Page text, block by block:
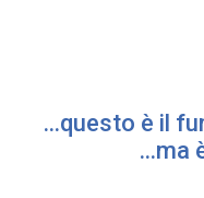
...questo è il
...ma